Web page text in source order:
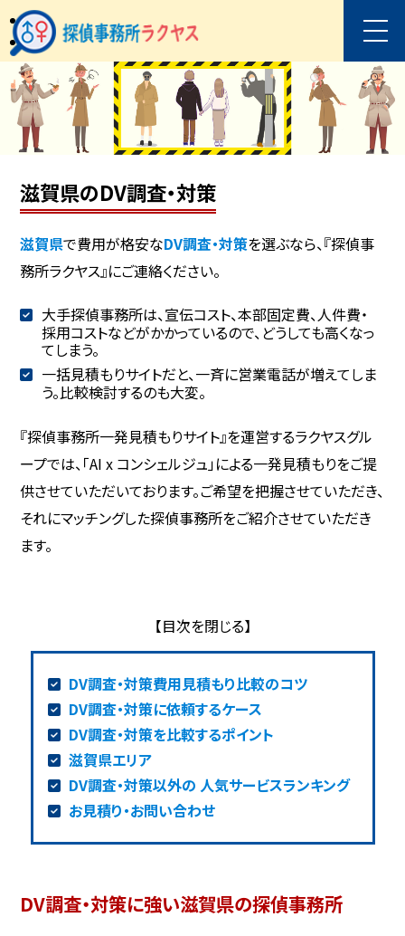
滋賀県のDV調査・対策
滋賀県で費用が格安なDV調査・対策を選ぶなら、『探偵事
務所ラクヤス』にご連絡ください。
大手探偵事務所は、宣伝コスト、本部固定費、人件費・
採用コストなどがかかっているので、どうしても高くなっ
てしまう。
一括見積もりサイトだと、一斉に営業電話が増えてしま
う。比較検討するのも大変。
『探偵事務所一発見積もりサイト』を運営するラクヤスグル
ープでは、「AI x コンシェルジュ」による一発見積もりをご提
供させていただいております。ご希望を把握させていただき、
それにマッチングした探偵事務所をご紹介させていただき
ます。
DV調査・対策費用見積もり比較のコツ
DV調査・対策に依頼するケース
DV調査・対策を比較するポイント
滋賀県エリア
DV調査・対策以外の 人気サービスランキング
お見積り・お問い合わせ
DV調査・対策に強い滋賀県の探偵事務所